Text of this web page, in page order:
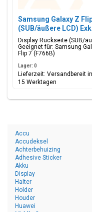
Samsung Galaxy Z
(SUB/äußere LCD)
Display Rückseite (SUB/
Geeignet für: Samsung
Flip 7 (F766B)
Lager: 0
Lieferzeit: Versandbereit
15 Werktagen
Accu
Accudeksel
Achterbehuizing
Adhesive Sticker
Akku
Display
Halter
Holder
Houder
Huawei